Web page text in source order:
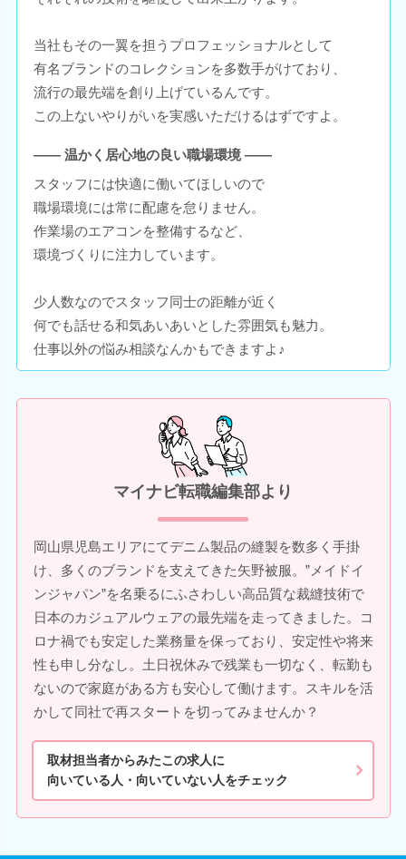
当社もその一翼を担うプロフェッショナルとして
有名ブランドのコレクションを多数手がけており、
流行の最先端を創り上げているんです。
この上ないやりがいを実感いただけるはずですよ。
―― 温かく居心地の良い職場環境 ――
スタッフには快適に働いてほしいので
職場環境には常に配慮を怠りません。
作業場のエアコンを整備するなど、
環境づくりに注力しています。
少人数なのでスタッフ同士の距離が近く
何でも話せる和気あいあいとした雰囲気も魅力。
仕事以外の悩み相談なんかもできますよ♪
マイナビ転職編集部より
岡山県児島エリアにてデニム製品の縫製を数多く手掛
け、多くのブランドを支えてきた矢野被服。”メイドイ
ンジャパン”を名乗るにふさわしい高品質な裁縫技術で
日本のカジュアルウェアの最先端を走ってきました。コ
ロナ禍でも安定した業務量を保っており、安定性や将来
性も申し分なし。土日祝休みで残業も一切なく、転勤も
ないので家庭がある方も安心して働けます。スキルを活
かして同社で再スタートを切ってみませんか？
取材担当者からみたこの求人に
向いている人・向いていない人をチェック